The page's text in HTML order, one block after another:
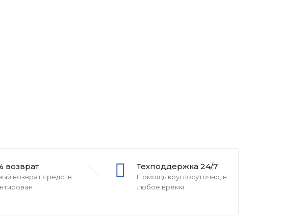
возврат
возврат средств
Техподдержка 24/7
Помощь круглосуточно, в
любое время